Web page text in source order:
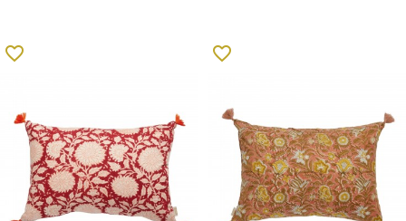
favorite_border favorite_border